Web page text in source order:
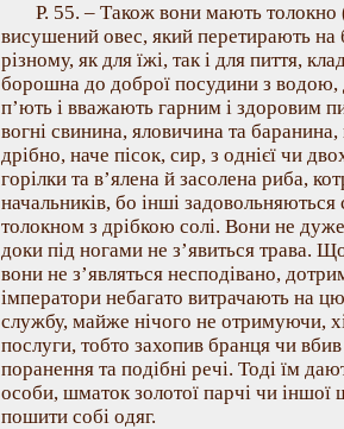
Р. 55. – Також вони мають толокно
висушений овес, який перетирають
різному, як для їжі, так і для пиття,
борошна до доброї посудини з водою,
п’ють і вважають гарним і здоровим
вогні свинина, яловичина та
дрібно, наче пісок, сир, з однієї чи
горілки та в’ялена й засолена риба,
начальників, бо інші
толокном з дрібкою солі. Вони не
доки під ногами не з’явиться трава.
вони не з’являться несподівано,
імператори небагато витрачають на
службу, майже нічого не отримуючи,
послуги, тобто захопив бранця чи
поранення та подібні речі. Тоді їм
особи, шматок золотої парчі чи
пошити собі одяг.